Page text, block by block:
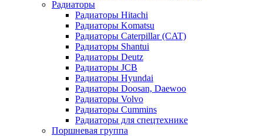
Радиаторы
Радиаторы Hitachi
Радиаторы Komatsu
Радиаторы Caterpillar (CAT)
Радиаторы Shantui
Радиаторы Deutz
Радиаторы JCB
Радиаторы Hyundai
Радиаторы Doosan, Daewoo
Радиаторы Volvo
Радиаторы Cummins
Радиаторы для спецтехнике
Поршневая группа